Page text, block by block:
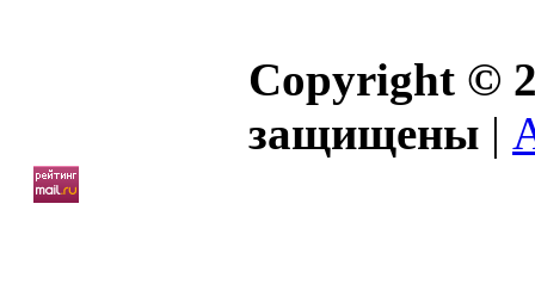
Copyright ©
защищены |